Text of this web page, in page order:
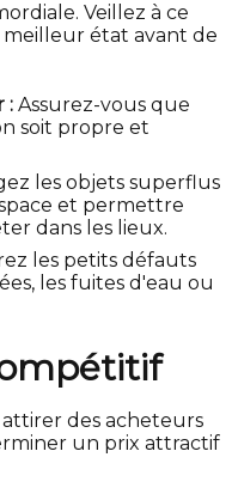
Veillez à ce
meilleur état avant de
: Assurez-vous que
soit propre et
les objets superflus
et permettre
dans les lieux.
les petits défauts
les fuites d'eau ou
des acheteurs
un prix attractif